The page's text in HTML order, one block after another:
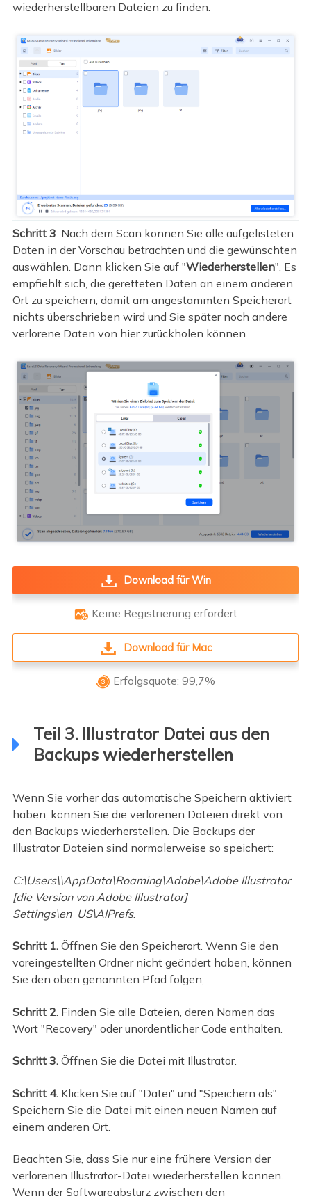
wiederherstellbaren Dateien zu finden.
Schritt 3 . Nach dem Scan können Sie alle aufgelisteten
Daten in der Vorschau betrachten und die gewünschten
auswählen. Dann klicken Sie auf "Wiederherstellen". Es
empfiehlt sich, die geretteten Daten an einem anderen
Ort zu speichern, damit am angestammten Speicherort
nichts überschrieben wird und Sie später noch andere
verlorene Daten von hier zurückholen können.
Download für Win
 Keine Registrierung erfordert
Download für Mac
 Erfolgsquote: 99,7%
Teil 3. Illustrator Datei aus den
Backups wiederherstellen
Wenn Sie vorher das automatische Speichern aktiviert
haben, können Sie die verlorenen Dateien direkt von
den Backups wiederherstellen. Die Backups der
Illustrator Dateien sind normalerweise so speichert:
C:\Users\\AppData\Roaming\Adobe\Adobe Illustrator
[die Version von Adobe Illustrator]
Settings\en_US\AIPrefs.
Schritt 1.Öffnen Sie den Speicherort. Wenn Sie den
voreingestellten Ordner nicht geändert haben, können
Sie den oben genannten Pfad folgen;
Schritt 2.Finden Sie alle Dateien, deren Namen das
Wort "Recovery" oder unordentlicher Code enthalten.
Schritt 3.Öffnen Sie die Datei mit Illustrator.
Schritt 4.Klicken Sie auf "Datei" und "Speichern als".
Speichern Sie die Datei mit einen neuen Namen auf
einem anderen Ort.
Beachten Sie, dass Sie nur eine frühere Version der
verlorenen Illustrator-Datei wiederherstellen können.
Wenn der Softwareabsturz zwischen den